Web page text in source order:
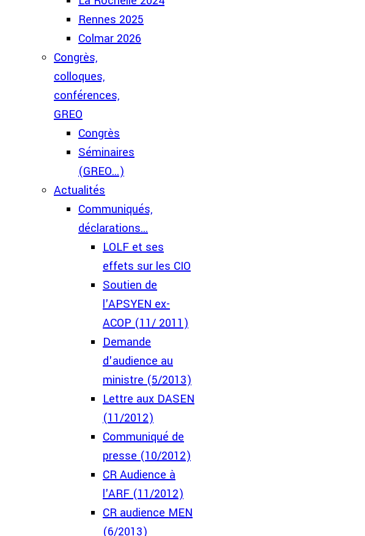
Rennes 2025
Colmar 2026
Congrès,
colloques,
conférences,
GREO
Congrès
Séminaires
(GREO...)
Actualités
Communiqués,
déclarations...
LOLF et ses
effets sur les CIO
Soutien de
l'APSYEN ex-
ACOP (11/ 2011)
Demande
d'audience au
ministre (5/2013)
Lettre aux DASEN
(11/2012)
Communiqué de
presse (10/2012)
CR Audience à
l'ARF (11/2012)
CR audience MEN
(6/2013)